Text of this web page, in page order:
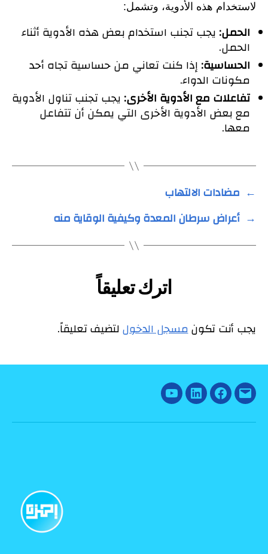
لاستخدام هذه الأدوية، وتشمل:
الحمل: يجب تجنب استخدام بعض هذه الأدوية أثناء
الحمل.
الحساسية: إذا كنت تعاني من حساسية تجاه أحد
مكونات الدواء.
تفاعلات مع الأدوية الأخرى: يجب تجنب تناول الأدوية
مع بعض الأدوية الأخرى التي يمكن أن تتفاعل
معها.
← مضادات الالتهاب
→ أعراض سرطان المعدة وكيفية الوقاية منه
اترك تعليقاً
يجب أنت تكونمسجل الدخوللتضيف تعليقاً.
Email
Facebook
Linked
In
YouTube